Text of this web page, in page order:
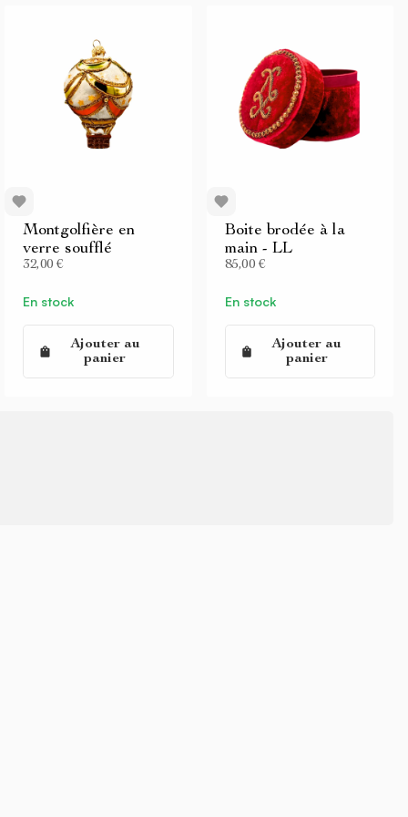
Montgolfière en
verre soufflé
32,00 €
En stock
Ajouter au
panier
Boite brodée à la
main - LL
85,00 €
En stock
Ajouter au
panier